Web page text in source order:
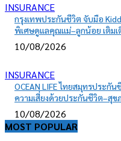
INSURANCE
กรุงเทพประกันชีวิต จับมือ
พิเศษดูแลคุณแม่–ลูกน้อย เติม
10/08/2026
INSURANCE
OCEAN LIFE ไทยสมุทรประ
ความเสี่ยงด้วยประกันชีวิต–สุ
10/08/2026
MOST POPULAR